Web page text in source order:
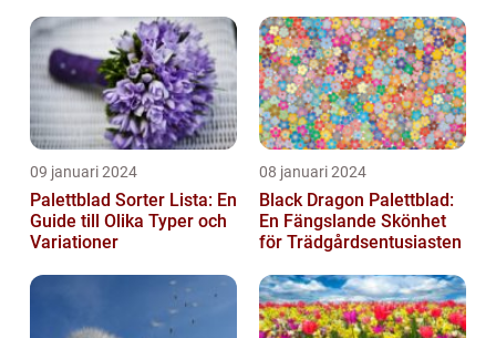
09 januari 2024
Palettblad Sorter Lista: En
Guide till Olika Typer och
Variationer
08 januari 2024
Black Dragon Palettblad:
En Fängslande Skönhet
för Trädgårdsentusiasten